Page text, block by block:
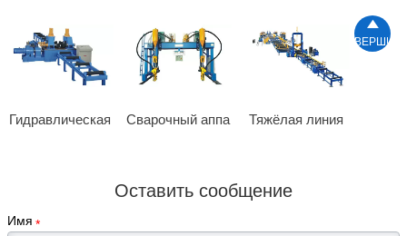
Гидравлическая Сварочный аппа Тяжёлая линия
Оставить сообщение
Имя *
